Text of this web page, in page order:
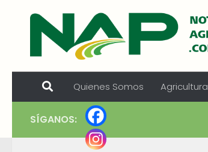
Skip to content
Quienes Somos Agricultura
SÍGANOS: